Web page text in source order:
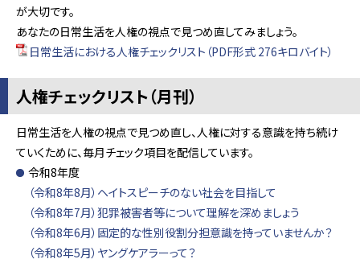
が大切です。
あなたの日常生活を人権の視点で見つめ直してみましょう。
日常生活における人権チェックリスト（PDF形式 276キロバイト）
人権チェックリスト（月刊）
日常生活を人権の視点で見つめ直し、人権に対する意識を持ち続け
ていくために、毎月チェック項目を配信しています。
令和8年度
（令和8年8月）ヘイトスピーチのない社会を目指して
（令和8年7月）犯罪被害者等について理解を深めましょう
（令和8年6月）固定的な性別役割分担意識を持っていませんか？
（令和8年5月）ヤングケアラーって？